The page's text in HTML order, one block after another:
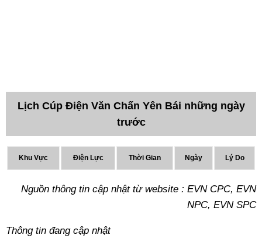
Lịch Cúp Điện Văn Chấn Yên Bái những ngày
trước
Khu Vực Điện Lực Thời Gian Ngày Lý Do
Nguồn thông tin cập nhật từ website : EVN CPC, EVN
NPC, EVN SPC
Thông tin đang cập nhật